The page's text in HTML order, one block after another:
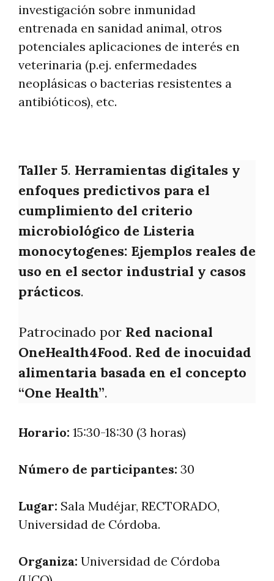
investigación sobre inmunidad
entrenada en sanidad animal, otros
potenciales aplicaciones de interés en
veterinaria (p.ej. enfermedades
neoplásicas o bacterias resistentes a
antibióticos), etc.
Taller 5. Herramientas digitales y
enfoques predictivos para el
cumplimiento del criterio
microbiológico de Listeria
monocytogenes: Ejemplos reales de
uso en el sector industrial y casos
prácticos.
Patrocinado por Red nacional
OneHealth4Food. Red de inocuidad
alimentaria basada en el concepto
“One Health”.
Horario: 15:30-18:30 (3 horas)
Número de participantes: 30
Lugar: Sala Mudéjar, RECTORADO,
Universidad de Córdoba.
Organiza: Universidad de Córdoba